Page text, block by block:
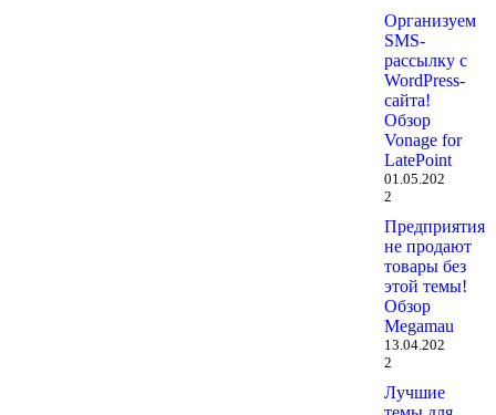
Организуем
SMS-
рассылку с
WordPress-
сайта!
Обзор
Vonage for
LatePoint
01.05.202
2
Предприятия
не продают
товары без
этой темы!
Обзор
Megamau
13.04.202
2
Лучшие